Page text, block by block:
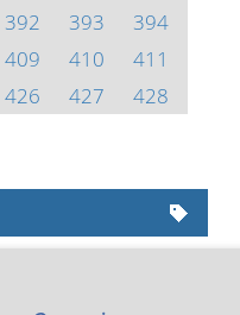
392 393
394
409 410
411
426 427
428